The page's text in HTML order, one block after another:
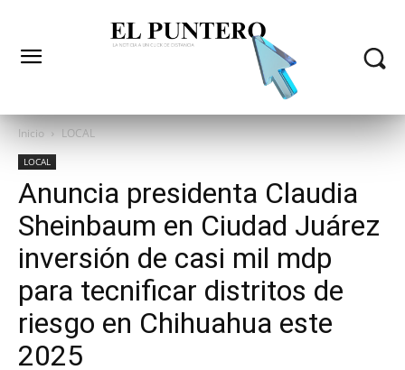
Inicio LOCAL
LOCAL
Anuncia presidenta Claudia
Sheinbaum en Ciudad Juárez
inversión de casi mil mdp
para tecnificar distritos de
riesgo en Chihuahua este
2025